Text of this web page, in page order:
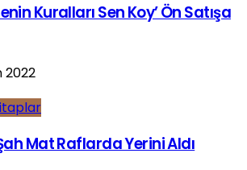
Kuralları Sen Koy’ Ön Satışa
2022
Mat Raflarda Yerini Aldı